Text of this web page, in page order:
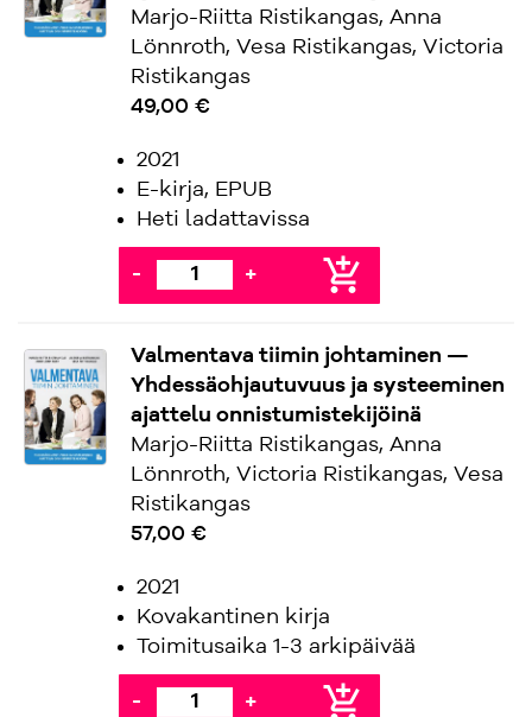
Marjo-Riitta Ristikangas, Anna
Lönnroth, Vesa Ristikangas, Victoria
Ristikangas
49,00 €
2021
E-kirja, EPUB
Heti ladattavissa
- + add_shopping_cart
Valmentava tiimin johtaminen —
Yhdessäohjautuvuus ja systeeminen
ajattelu onnistumistekijöinä
Marjo-Riitta Ristikangas, Anna
Lönnroth, Victoria Ristikangas, Vesa
Ristikangas
57,00 €
2021
Kovakantinen kirja
Toimitusaika 1-3 arkipäivää
- + add_shopping_cart